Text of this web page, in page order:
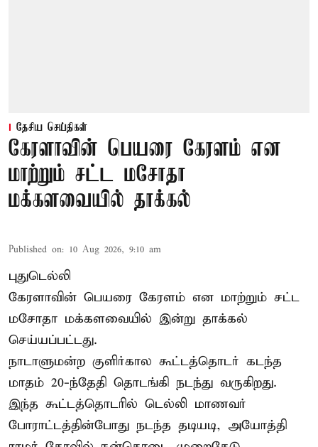
தேசிய செய்திகள்
கேரளாவின் பெயரை கேரளம் என
மாற்றும் சட்ட மசோதா
மக்களவையில் தாக்கல்
Published on: 10 Aug 2026, 9:10 am
புதுடெல்லி
கேரளாவின் பெயரை கேரளம் என மாற்றும் சட்ட
மசோதா மக்களவையில் இன்று தாக்கல்
செய்யப்பட்டது.
நாடாளுமன்ற குளிர்கால கூட்டத்தொடர் கடந்த
மாதம் 20-ந்தேதி தொடங்கி நடந்து வருகிறது.
இந்த கூட்டத்தொடரில் டெல்லி மாணவர்
போராட்டத்தின்போது நடந்த தடியடி, அயோத்தி